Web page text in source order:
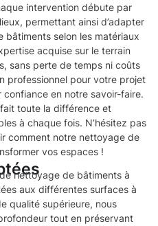
intervention débute par
permettant ainsi d’adapter
selon les matériaux
acquise sur le terrain
sans perte de temps ni coûts
professionnel pour votre projet
en notre savoir-faire.
toute la différence et
à chaque fois. N’hésitez pas
comment notre nettoyage de
vos espaces !
nettoyage de bâtiments à
aux différentes surfaces à
qualité supérieure, nous
tout en préservant